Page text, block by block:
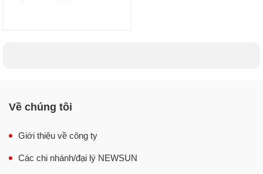
Về chúng tôi
Giới thiệu về công ty
Các chi nhánh/đại lý NEWSUN